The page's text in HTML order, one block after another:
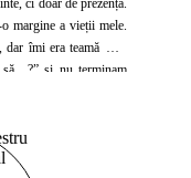
margine a vieții mele.
îmi era teamă să o
să…?” și nu terminam
m-a făcut să mă
o zi, în tăcerea unui